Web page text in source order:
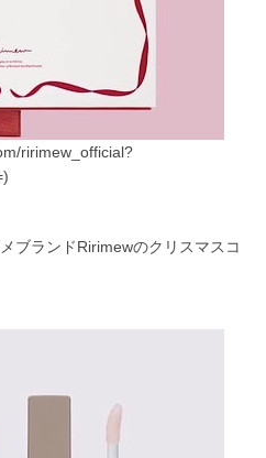
ririmew_official?
ブランドRirimewのクリスマスコ